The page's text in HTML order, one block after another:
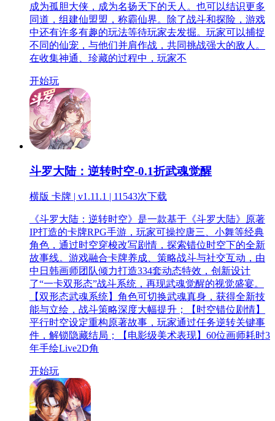
成为孤胆大侠，成为名扬天下的天人。也可以结识更多
同道，组建仙盟盟，称霸仙界。除了战斗和探险，游戏
中还有许多有趣的玩法等待玩家去发掘。玩家可以捕捉
不同的仙宠，与他们并肩作战，共同挑战强大的敌人。
在收集神通、珍藏的过程中，玩家不
开始玩
斗罗大陆：逆转时空-0.1折武魂觉醒
横版 卡牌 | v1.11.1 | 11543次下载
《斗罗大陆：逆转时空》是一款基于《斗罗大陆》原著
IP打造的卡牌RPG手游，玩家可操控唐三、小舞等经典
角色，通过时空穿梭改写剧情，探索错位时空下的全新
故事线。游戏融合卡牌养成、策略战斗与社交互动，由
中日韩画师团队倾力打造334套动态特效，创新设计
了“一卡双形态”战斗系统，再现武魂觉醒的视觉盛宴。
【双形态武魂系统】角色可切换武魂真身，获得全新技
能与立绘，战斗策略深度大幅提升；【时空错位剧情】
平行时空设定重构原著故事，玩家通过任务逆转关键事
件，解锁隐藏结局；【电影级美术表现】60位画师耗时3
年手绘Live2D角
开始玩